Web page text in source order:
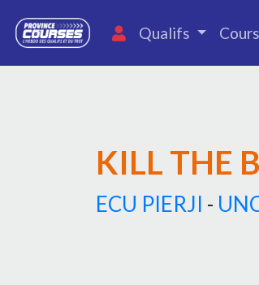
Qualifs
KILL THE
ECU PIERJI -